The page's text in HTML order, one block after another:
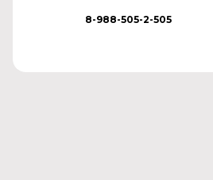
8-988-505-2-505